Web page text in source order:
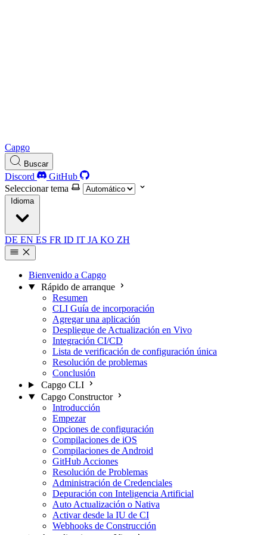
Capgo
Buscar
Discord
GitHub
Seleccionar tema
Idioma
DE EN ES FR ID IT JA KO ZH
Bienvenido a Capgo
Rápido de arranque
Resumen
CLI Guía de incorporación
Agregar una aplicación
Despliegue de Actualización en Vivo
Integración CI/CD
Lista de verificación de configuración única
Resolución de problemas
Conclusión
Capgo CLI
Capgo Constructor
Introducción
Empezar
Opciones de configuración
Compilaciones de iOS
Compilaciones de Android
GitHub Acciones
Resolución de Problemas
Administración de Credenciales
Depuración con Inteligencia Artificial
Auto Actualización o Nativa
Activar desde la IU de CI
Webhooks de Construcción